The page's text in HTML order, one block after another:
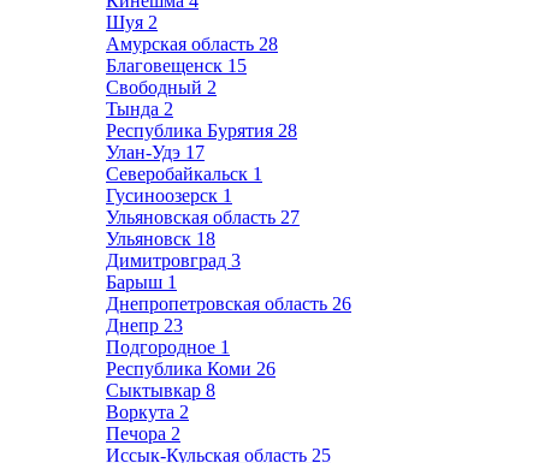
Шуя 2
Амурская область 28
Благовещенск 15
Свободный 2
Тында 2
Республика Бурятия 28
Улан-Удэ 17
Северобайкальск 1
Гусиноозерск 1
Ульяновская область 27
Ульяновск 18
Димитровград 3
Барыш 1
Днепропетровская область 26
Днепр 23
Подгородное 1
Республика Коми 26
Сыктывкар 8
Воркута 2
Печора 2
Иссык-Кульская область 25